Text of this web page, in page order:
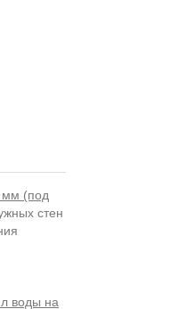
мм (под
стен
воды на